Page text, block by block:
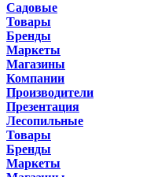
Садовые
Товары
Бренды
Маркеты
Магазины
Компании
Производители
Презентация
Лесопильные
Товары
Бренды
Маркеты